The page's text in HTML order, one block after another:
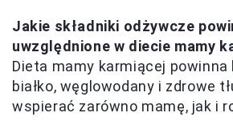
Jakie składniki odżywcze
uwzględnione w diecie mamy
Dieta mamy karmiącej powinna
białko, węglowodany i zdrowe
wspierać zarówno mamę, jak i